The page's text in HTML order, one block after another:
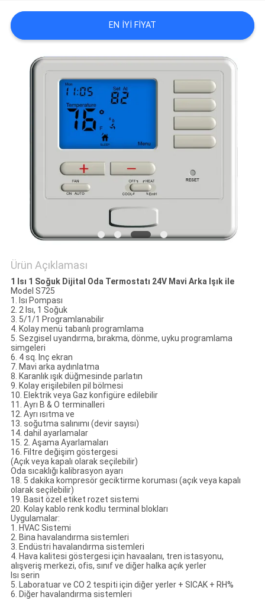
SITE
HARITASI
PRIVACY
EN IYI FIYAT
Ürün Açıklaması
1 Isı 1 Soğuk Dijital Oda Termostatı 24V Mavi Arka Işık ile
Model S725
1. Isı Pompası
2. 2 Isı, 1 Soğuk
3. 5/1/1 Programlanabilir
4. Kolay menü tabanlı programlama
5. Sezgisel uyandırma, bırakma, dönme, uyku programlama
simgeleri
6. 4 sq. Inç ekran
7. Mavi arka aydınlatma
8. Karanlık ışık düğmesinde parlatın
9. Kolay erişilebilen pil bölmesi
10. Elektrik veya Gaz konfigüre edilebilir
11. Ayrı B & O terminalleri
12. Ayrı ısıtma ve
13. soğutma salınımı (devir sayısı)
14. dahil ayarlamalar
15. 2. Aşama Ayarlamaları
16. Filtre değişim göstergesi
(Açık veya kapalı olarak seçilebilir)
Oda sıcaklığı kalibrasyon ayarı
18. 5 dakika kompresör geciktirme koruması (açık veya kapalı
olarak seçilebilir)
19. Basit özel etiket rozet sistemi
20. Kolay kablo renk kodlu terminal blokları
Uygulamalar:
1. HVAC Sistemi
2. Bina havalandırma sistemleri
3. Endüstri havalandırma sistemleri
4. Hava kalitesi göstergesi için havaalanı, tren istasyonu,
alışveriş merkezi, ofis, sınıf ve diğer halka açık yerler
Isı serin
5. Laboratuar ve CO 2 tespiti için diğer yerler + SICAK + RH%
6. Diğer havalandırma sistemleri